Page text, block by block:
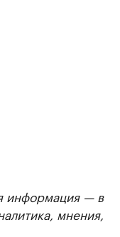
информация — в
мнения,